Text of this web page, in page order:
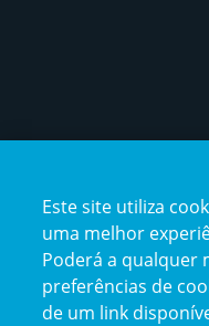
Este site utiliza
uma melhor
Poderá a qualquer
preferências de
de um link